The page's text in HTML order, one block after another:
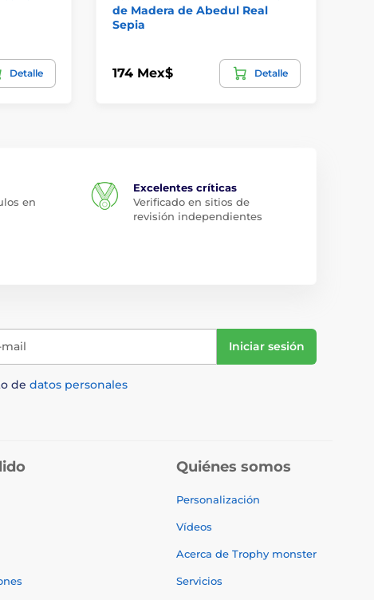
Detalle
de Madera de Abedul Real
Sepia
174 Mex$ Detalle
en
Excelentes críticas
Verificado en sitios de
revisión independientes
Iniciar sesión
de datos personales
Quiénes somos
Personalización
Vídeos
Acerca de Trophy monster
Servicios